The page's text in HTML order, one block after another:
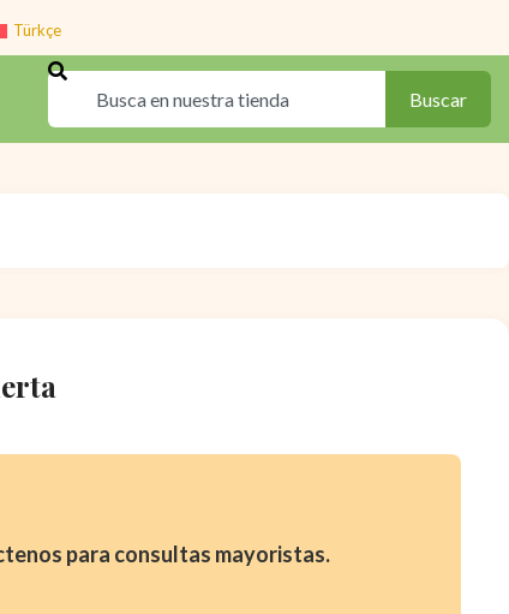
Türkçe
Search Buscar
para consultas mayoristas.